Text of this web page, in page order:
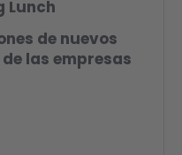
Lunch
de nuevos
las empresas